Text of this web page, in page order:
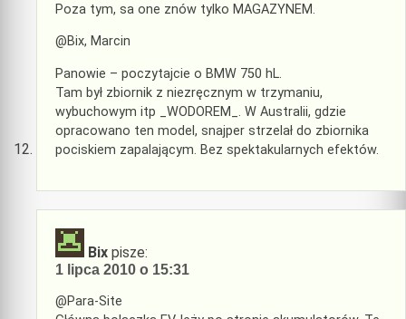
Poza tym, sa one znów tylko MAGAZYNEM.
@Bix, Marcin
Panowie – poczytajcie o BMW 750 hL.
Tam był zbiornik z niezręcznym w trzymaniu,
wybuchowym itp _WODOREM_. W Australii, gdzie
opracowano ten model, snajper strzelał do zbiornika
pociskiem zapalającym. Bez spektakularnych efektów.
Bix pisze:
1 lipca 2010 o 15:31
@Para-Site